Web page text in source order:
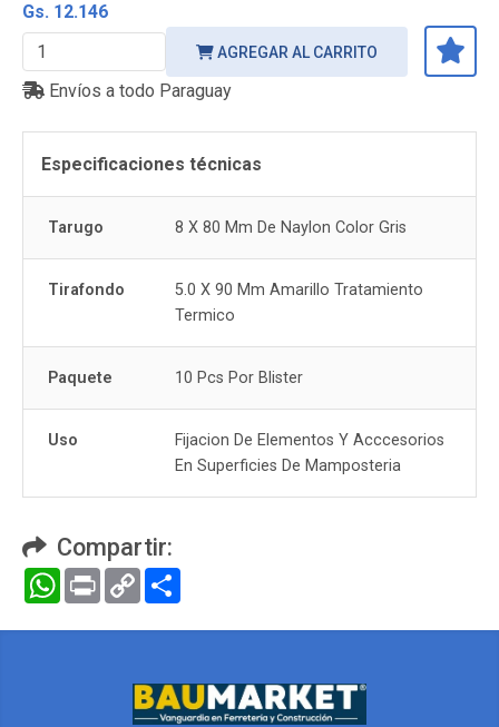
Gs. 12.146
AGREGAR AL CARRITO
Envíos a todo Paraguay
Especificaciones técnicas
Tarugo 8 X 80 Mm De Naylon Color Gris
Tirafondo
5.0 X 90 Mm Amarillo Tratamiento
Termico
Paquete 10 Pcs Por Blister
Uso
Fijacion De Elementos Y Acccesorios
En Superficies De Mamposteria
Compartir:
WhatsApp
Print Copy
Link